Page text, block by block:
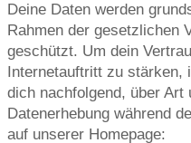
Deine Daten werden
Rahmen der gesetzlichen
geschützt. Um dein
Internetauftritt zu stärken,
dich nachfolgend, über Art
Datenerhebung während
auf unserer Homepage: